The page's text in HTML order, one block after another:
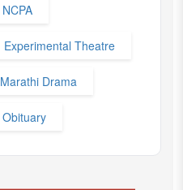
NCPA
Experimental Theatre
Marathi Drama
Obituary